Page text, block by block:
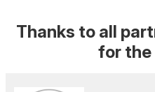
Thanks to all
for the